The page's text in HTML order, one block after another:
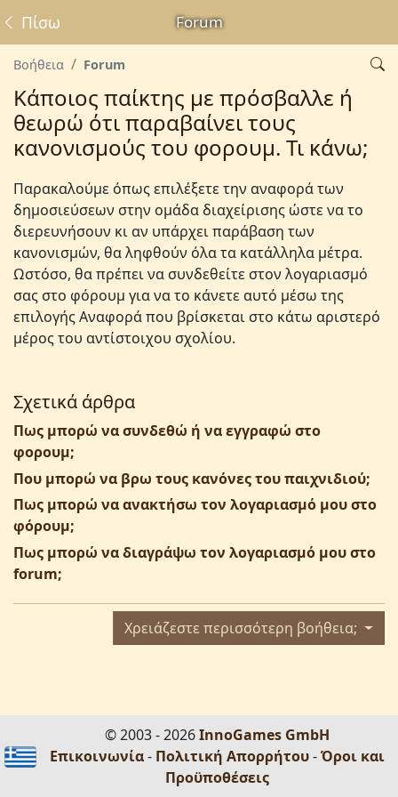
Forum
Πίσω
Βοήθεια Forum
Κάποιος παίκτης με πρόσβαλλε ή
θεωρώ ότι παραβαίνει τους
κανονισμούς του φορουμ. Τι κάνω;
Παρακαλούμε όπως επιλέξετε την αναφορά των
δημοσιεύσεων στην ομάδα διαχείρισης ώστε να το
διερευνήσουν κι αν υπάρχει παράβαση των
κανονισμών, θα ληφθούν όλα τα κατάλληλα μέτρα.
Ωστόσο, θα πρέπει να συνδεθείτε στον λογαριασμό
σας στο φόρουμ για να το κάνετε αυτό μέσω της
επιλογής Αναφορά που βρίσκεται στο κάτω αριστερό
μέρος του αντίστοιχου σχολίου.
Σχετικά άρθρα
Πως μπορώ να συνδεθώ ή να εγγραφώ στο
φορουμ;
Που μπορώ να βρω τους κανόνες του παιχνιδιού;
Πως μπορώ να ανακτήσω τον λογαριασμό μου στο
φόρουμ;
Πως μπορώ να διαγράψω τον λογαριασμό μου στο
forum;
Χρειάζεστε περισσότερη βοήθεια;
© 2003 - 2026InnoGames GmbH
Επικοινωνία- Πολιτική Απορρήτου-Όροι και
Προϋποθέσεις